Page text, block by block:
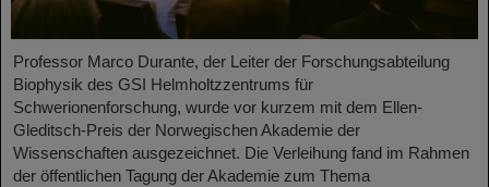
Professor Marco Durante, der Leiter der Forschungsabteilung
Biophysik des GSI Helmholtzzentrums für
Schwerionenforschung, wurde vor kurzem mit dem Ellen-
Gleditsch-Preis der Norwegischen Akademie der
Wissenschaften ausgezeichnet. Die Verleihung fand im Rahmen
der öffentlichen Tagung der Akademie zum Thema